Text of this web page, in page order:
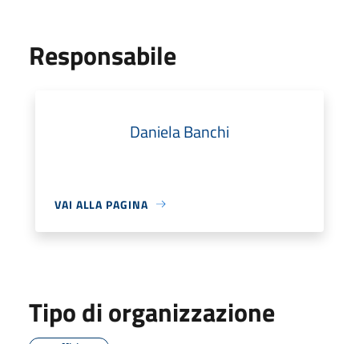
Responsabile
Daniela Banchi
VAI ALLA PAGINA
Tipo di organizzazione